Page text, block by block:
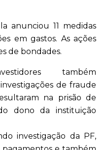
anunciou 11 medidas
em gastos. As ações
de bondades.
também
de fraude
na prisão de
dono da instituição
investigação da PF,